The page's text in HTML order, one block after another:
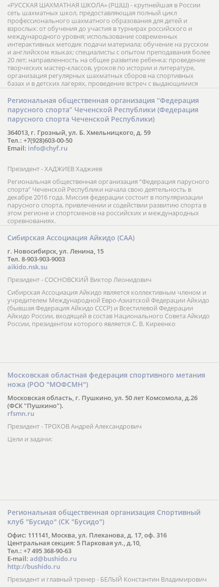
«РУССКАЯ ШАХМАТНАЯ ШКОЛА» (РШШ) - крупнейшая в России
сеть шахматных школ, предоставляющая полный цикл
профессионального шахматного образования для детей и
взрослых: от обучения до участия в турнирах российского и
международного уровня; использование современных
интерактивных методик подачи материала; обучение на русском
и английском языках; специалисты с опытом преподавания более
20 лет; направленность на общее развитие ребенка: проведение
творческих мастер-классов, уроков по истории и литературе,
организация регулярных шахматных сборов на спортивных
базах и в детских лагерях, проведение встреч с выдающимися
шахматистами; корпоративное обучение; онлайн обучение в
форме вебинаров и индивидуальных занятий, круглые столы
российских и международных тренеров, организация фестивалей;
онлайн трансляция мероприятий и турниров.
Региональная общественная организация “Федерация
парусного спорта” Чеченской Республики (Федерация
парусного спорта Чеченской Республики)
364013, г. Грозный, ул. Б. Хмельницкого, д. 59
Тел.: +7(928)603-00-50
Email: info@chyf.ru
Президент - ХАДЖИЕВ Хаджиев
Региональная общественная организация “Федерация парусного
спорта” Чеченской Республики начала свою деятельность в
декабре 2016 года. Миссия федерации состоит в популяризации
парусного спорта, привлечении и содействии развитию спорта в
этом регионе и спортсменов на российских и международных
соревнованиях.
Сибирская Ассоциация Айкидо (САА)
г. Новосибирск, ул. Ленина, 15
Тел. 8-903-903-9003
aikido.nsk.su
Президент - СОСНОВСКИЙ Виктор Леонидович
Сибирская Ассоциация Айкидо является коллективным членом и
учредителем Международной Евро-Азиатской Федерации Айкидо
(бывшая Федерация Айкидо СССР) и Всестилевой Федерации
Айкидо России, входящей в состав Национального Совета Айкидо
России, президентом которого является С. В. Киреенко
Московская областная федерация спортивного метания
ножа (РОО "МОФСМН")
Московская область, г. Пушкино, ул. 50 лет Комсомола, д.26
(ФСК "Пушкино").
rfsmn.ru
Президент - ТРОХОВ Андрей Александрович
Цели и задачи:
Региональная общественная организация Спортивный
клуб "Бусидо" (СК "Бусидо")
Офис: 111141, Москва, ул. Плеханова, д. 17, оф. 316
Центральная секция: 5 Парковая ул., д.10,
Тел.: +7 495 368-90-63
E-mail: ad@bushido.ru
http://bushido.ru
Президент и главный тренер - БЕЛЫЙ Константин Владимирович